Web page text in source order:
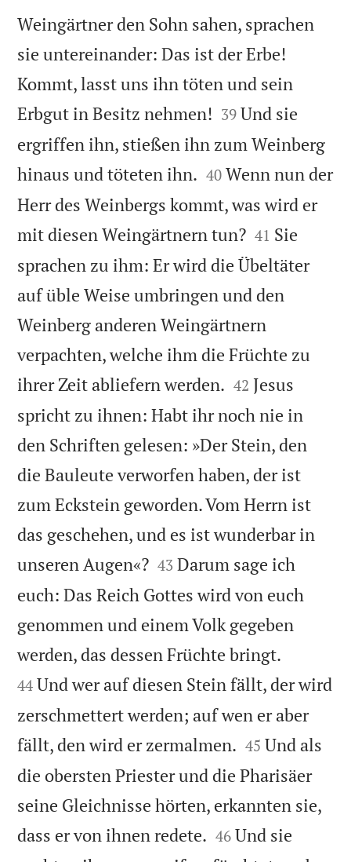
Weingärtner den Sohn sahen, sprachen
sie untereinander: Das ist der Erbe!
Kommt, lasst uns ihn töten und sein
Erbgut in Besitz nehmen! 

39 Und sie
ergriffen ihn, stießen ihn zum Weinberg
hinaus und töteten ihn. 

40 Wenn nun der
Herr des Weinbergs kommt, was wird er
mit diesen Weingärtnern tun?
41 Sie
sprachen zu ihm: Er wird die Übeltäter
auf üble Weise umbringen und den
Weinberg anderen Weingärtnern
verpachten, welche ihm die Früchte zu
ihrer Zeit abliefern werden. 

42 Jesus
spricht zu ihnen: Habt ihr noch nie in
den Schriften gelesen: »Der Stein, den
die Bauleute verworfen haben, der ist
zum Eckstein geworden. Vom Herrn ist
das geschehen, und es ist wunderbar in
unseren Augen«?
43 Darum sage ich
euch: Das Reich Gottes wird von euch
genommen und einem Volk gegeben
werden, das dessen Früchte bringt.
44 Und wer auf diesen Stein fällt, der wird
zerschmettert werden; auf wen er aber
fällt, den wird er zermalmen. 

45 Und als
die obersten Priester und die Pharisäer
seine Gleichnisse hörten, erkannten sie,
dass er von ihnen redete. 

46 Und sie